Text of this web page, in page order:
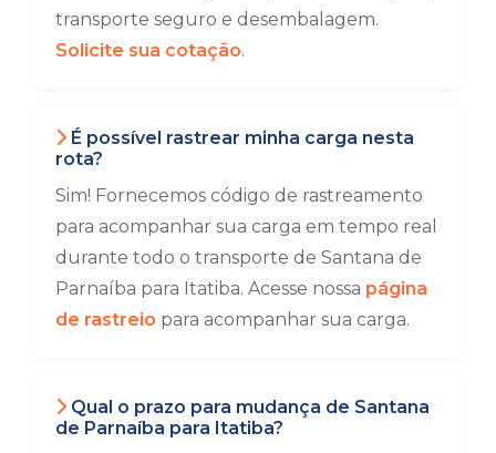
transporte seguro e desembalagem.
Solicite sua cotação.
É possível rastrear minha carga nesta
rota?
Sim! Fornecemos código de rastreamento
para acompanhar sua carga em tempo real
durante todo o transporte de Santana de
Parnaíba para Itatiba. Acesse nossa página
de rastreio para acompanhar sua carga.
Qual o prazo para mudança de Santana
de Parnaíba para Itatiba?